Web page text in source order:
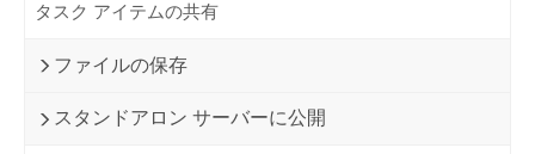
タスク アイテムの共有
ファイルの保存
スタンドアロン サーバーに公開